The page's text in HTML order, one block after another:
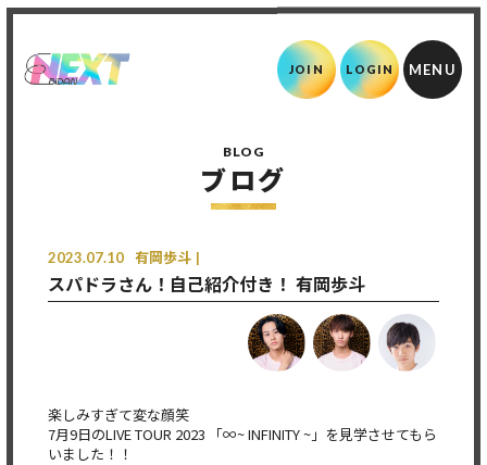
JOIN LOGIN
BLOG
ブログ
2023.07.10 有岡歩斗
スパドラさん！自己紹介付き！ 有岡歩斗
楽しみすぎて変な顔笑
7月9日のLIVE TOUR 2023 「∞~ INFINITY ~」を見学させてもら
いました！！